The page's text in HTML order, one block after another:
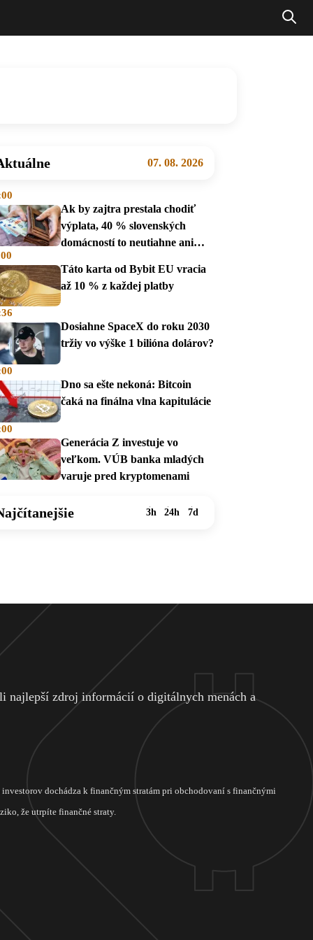
07. 08. 2026
Ak by zajtra prestala chodiť
výplata, 40 % slovenských
domácností to neutiahne ani
Táto karta od Bybit EU vracia
až 10 % z každej platby
Dosiahne SpaceX do roku 2030
tržiy vo výške 1 bilióna dolárov?
Dno sa ešte nekoná: Bitcoin
čaká na finálna vlna kapitulácie
Generácia Z investuje vo
veľkom. VÚB banka mladých
varuje pred kryptomenami
3h 24h 7d
najlepší zdroj informácií o digitálnych menách a
dochádza k finančným stratám pri obchodovaní s finančnými
že utrpíte finančné straty.